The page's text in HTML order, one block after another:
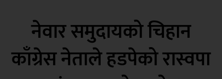
नेवार समुदायको चिहान
काँग्रेस नेताले हडपेको रास्वपा